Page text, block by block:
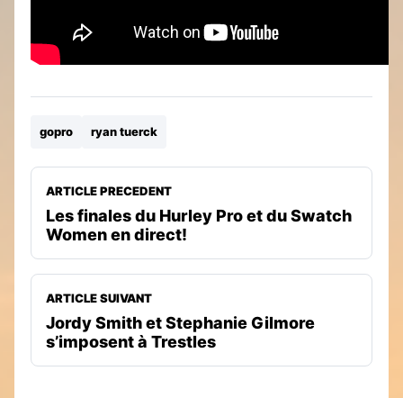
gopro ryan tuerck
ARTICLE PRECEDENT
Les finales du Hurley Pro et du Swatch
Women en direct!
ARTICLE SUIVANT
Jordy Smith et Stephanie Gilmore
s’imposent à Trestles